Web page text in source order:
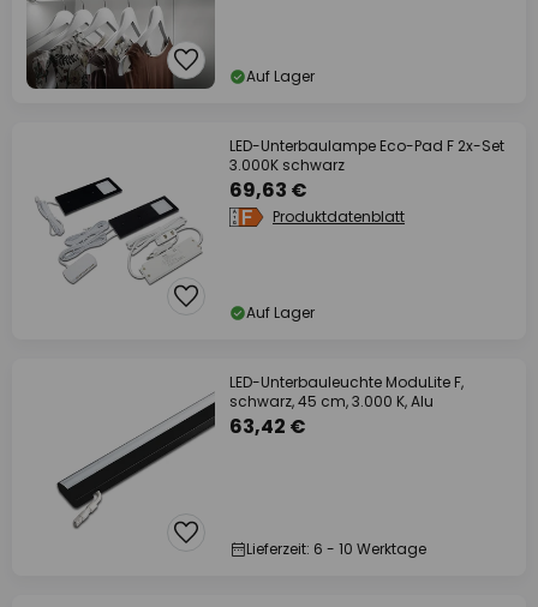
Auf Lager
LED-Unterbaulampe Eco-Pad F 2x-Set
3.000K schwarz
69,63 €
Produktdatenblatt
Auf Lager
LED-Unterbauleuchte ModuLite F,
schwarz, 45 cm, 3.000 K, Alu
63,42 €
Lieferzeit: 6 - 10 Werktage